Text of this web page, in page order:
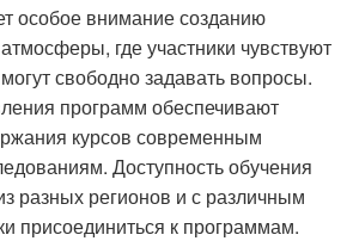
особое внимание созданию
где участники чувствуют
свободно задавать вопросы.
программ обеспечивают
курсов современным
Доступность обучения
разных регионов и с различным
присоединиться к программам.